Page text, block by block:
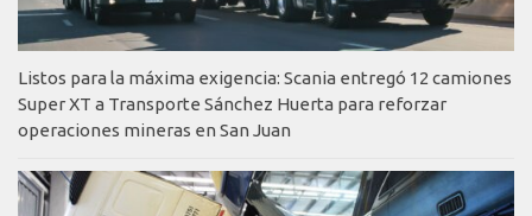
Listos para la máxima exigencia: Scania entregó 12 camiones
Super XT a Transporte Sánchez Huerta para reforzar
operaciones mineras en San Juan